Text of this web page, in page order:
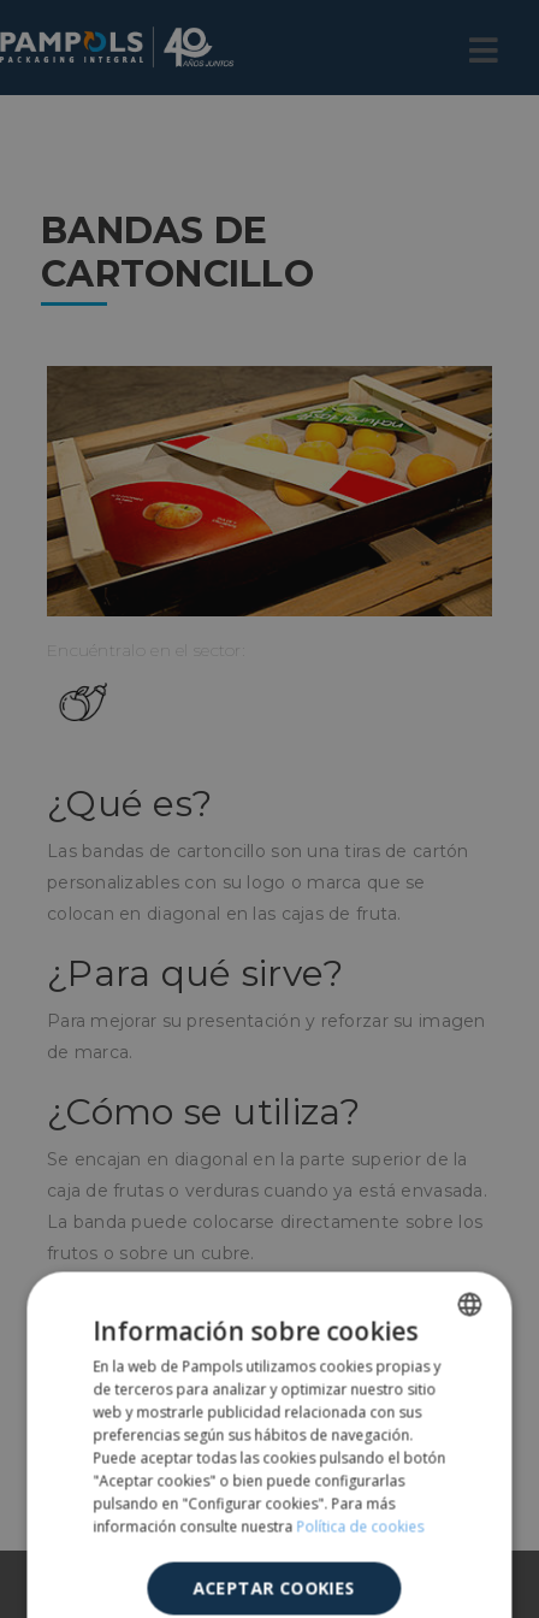
BANDAS DE
CARTONCILLO
Encuéntralo en el sector:
¿Qué es?
Las bandas de cartoncillo son una tiras de cartón
personalizables con su logo o marca que se
colocan en diagonal en las cajas de fruta.
¿Para qué sirve?
Para mejorar su presentación y reforzar su imagen
de marca.
¿Cómo se utiliza?
Se encajan en diagonal en la parte superior de la
caja de frutas o verduras cuando ya está envasada.
La banda puede colocarse directamente sobre los
frutos o sobre un cubre.
¿Para quién?
Para empresas productoras y envasadoras de fruta
y verdura.
Comparte
Sobre nosotros
SPANISH
ENGLISH
Información sobre cookies
En la web de Pampols utilizamos cookies propias y
de terceros para analizar y optimizar nuestro sitio
web y mostrarle publicidad relacionada con sus
preferencias según sus hábitos de navegación.
Puede aceptar todas las cookies pulsando el botón
"Aceptar cookies" o bien puede configurarlas
pulsando en "Configurar cookies". Para más
información consulte nuestra Política de cookies
ACEPTAR COOKIES